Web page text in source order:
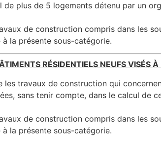
de plus de 5 logements détenu par un
de construction compris dans les
la présente sous-catégorie.
RÉSIDENTIELS NEUFS VISÉS
les travaux de construction qui
sans tenir compte, dans le calcul de
de construction compris dans les
la présente sous-catégorie.